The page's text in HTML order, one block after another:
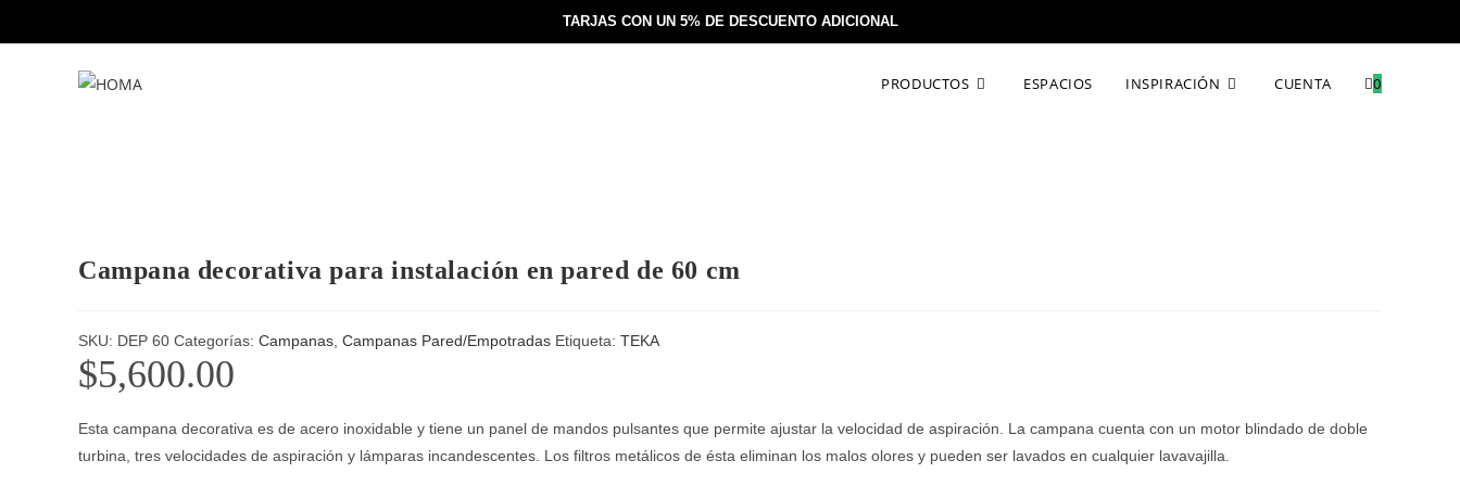
al
TARJAS CON UN 5% DE DESCUENTO ADICIONAL
PRODUCTOS ESPACIOS INSPIRACIÓN CUENTA 0
Campana decorativa para instalación en pared de 60 cm
SKU: DEP 60 Categorías: Campanas Campanas Pared/Empotradas Etiqueta: TEKA
$5,600.00
Esta campana decorativa es de acero inoxidable y tiene un panel de mandos pulsantes que permite ajustar la velocidad de aspiración. La campana cuenta con un motor blindado de doble
turbina, tres velocidades de aspiración y lámparas incandescentes. Los filtros metálicos de ésta eliminan los malos olores y pueden ser lavados en cualquier lavavajilla.